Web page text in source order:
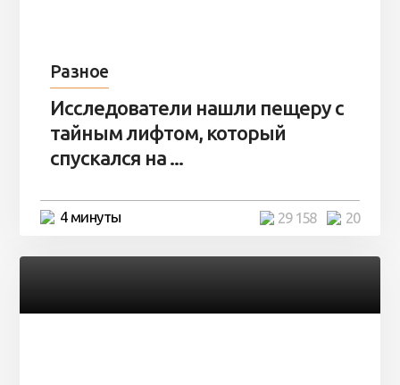
Разное
Исследователи нашли пещеру с
тайным лифтом, который
спускался на ...
4 минуты 20
29 158